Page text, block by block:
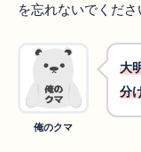
を忘れないでくださ
俺のクマ
大
分